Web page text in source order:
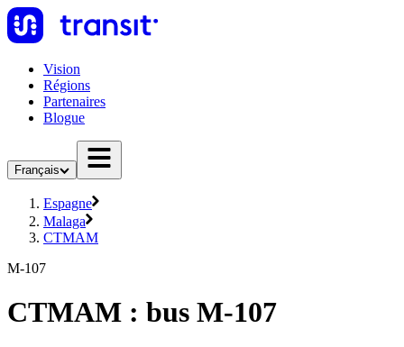
Vision
Régions
Partenaires
Blogue
Français
Espagne
Malaga
CTMAM
M-107
CTMAM : bus M-107